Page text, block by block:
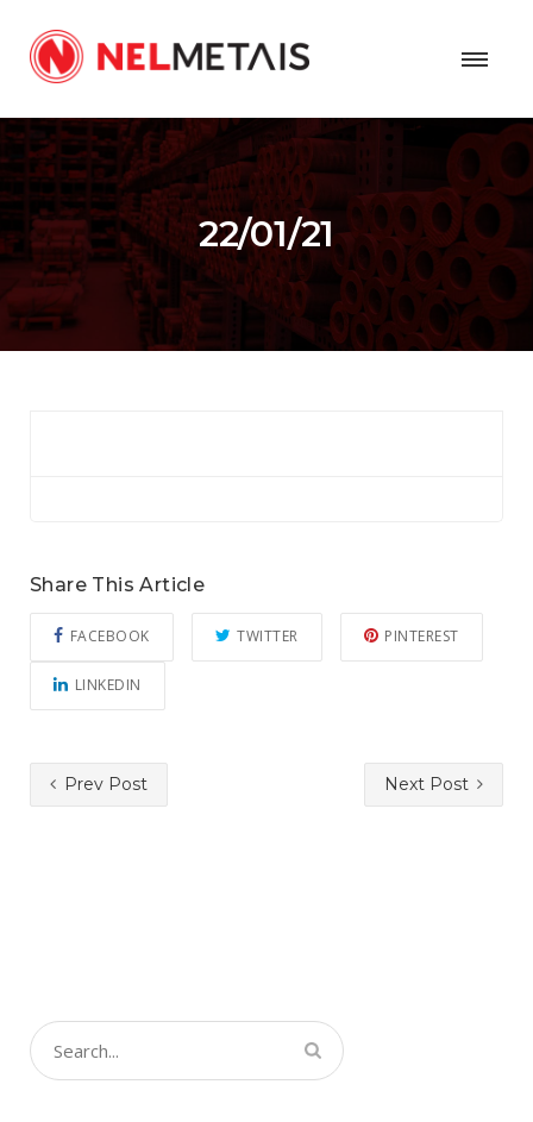
22/01/21
Share This Article
FACEBOOK TWITTER PINTEREST
LINKEDIN
Prev Post Next Post